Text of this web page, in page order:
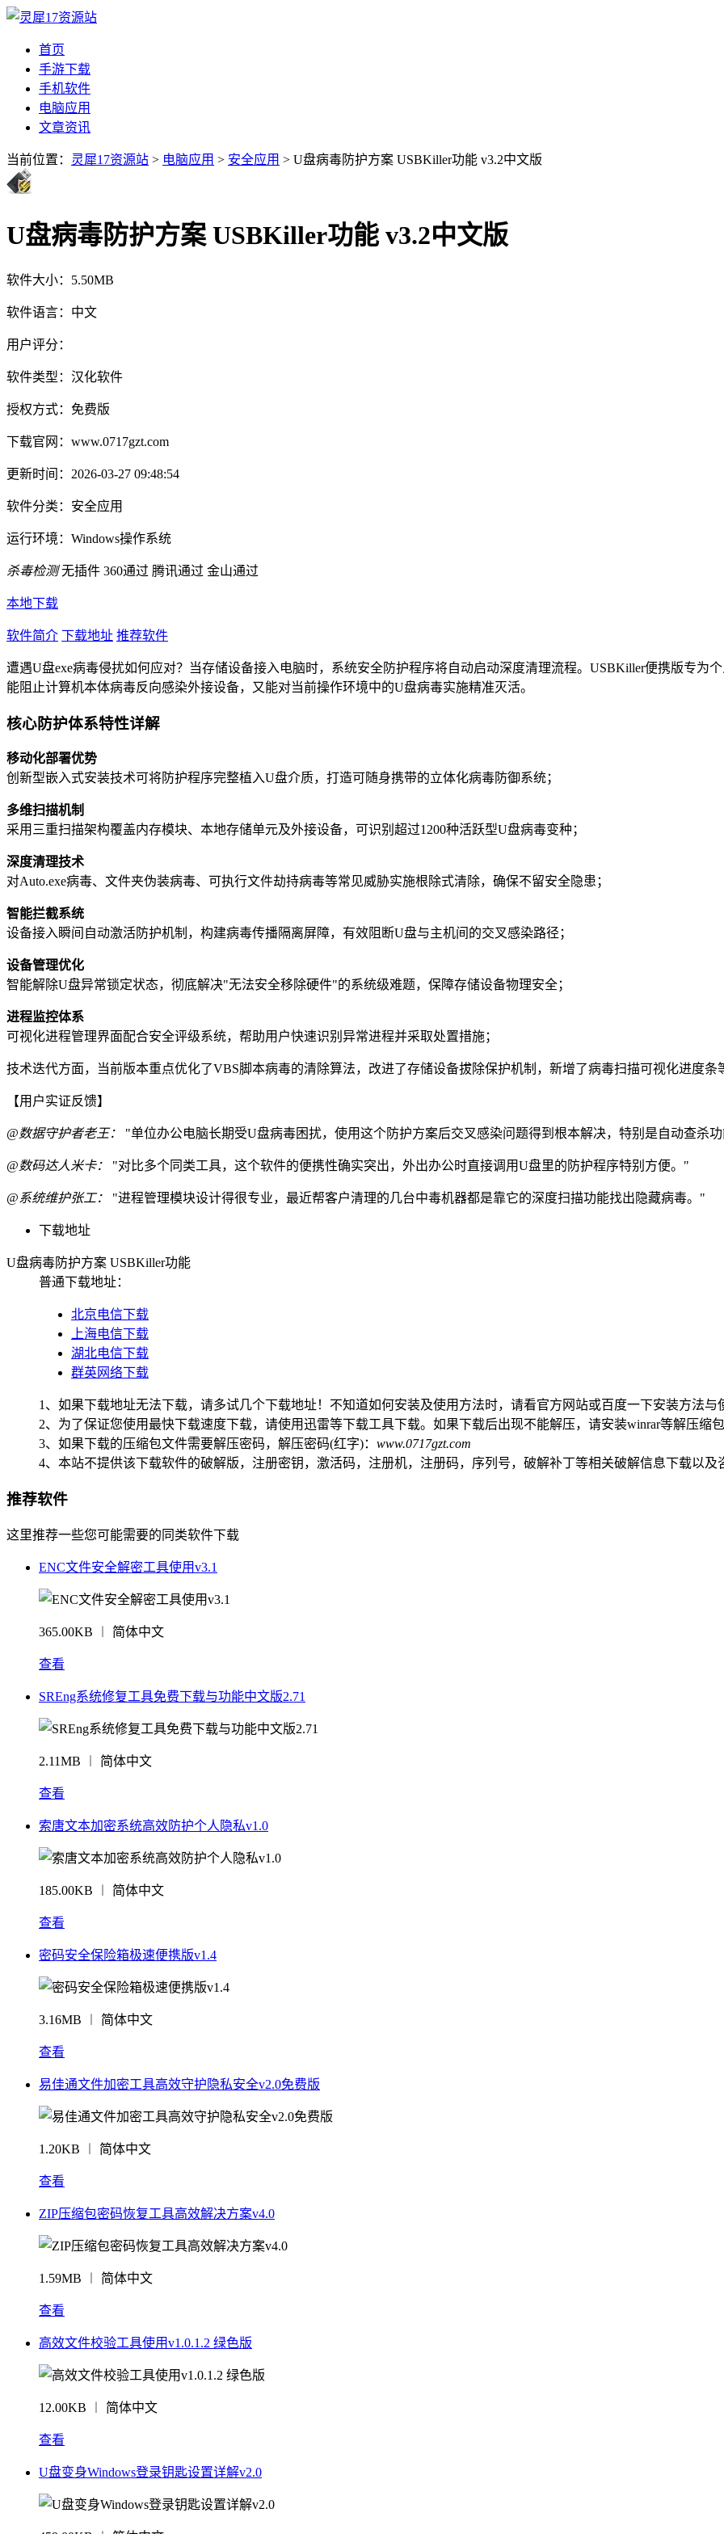
首页
手游下载
手机软件
电脑应用
文章资讯
当前位置： 灵犀17资源站 > 电脑应用 > 安全应用 > U盘病毒防护方案 USBKiller功能 v3.2中文版
U盘病毒防护方案 USBKiller功能 v3.2中文版
软件大小： 5.50MB
软件语言： 中文
用户评分：
软件类型： 汉化软件
授权方式： 免费版
下载官网： www.0717gzt.com
更新时间： 2026-03-27 09:48:54
软件分类： 安全应用
运行环境： Windows操作系统
杀毒检测 无插件 360通过 腾讯通过 金山通过
本地下载
软件简介 下载地址 推荐软件
遭遇U盘exe病毒侵扰如何应对？当存储设备接入电脑时，系统安全防护程序将自动启动深度清理流程。USBKiller便携版专为
能阻止计算机本体病毒反向感染外接设备，又能对当前操作环境中的U盘病毒实施精准灭活。
核心防护体系特性详解
移动化部署优势
创新型嵌入式安装技术可将防护程序完整植入U盘介质，打造可随身携带的立体化病毒防御系统；
多维扫描机制
采用三重扫描架构覆盖内存模块、本地存储单元及外接设备，可识别超过1200种活跃型U盘病毒变种；
深度清理技术
对Auto.exe病毒、文件夹伪装病毒、可执行文件劫持病毒等常见威胁实施根除式清除，确保不留安全隐患；
智能拦截系统
设备接入瞬间自动激活防护机制，构建病毒传播隔离屏障，有效阻断U盘与主机间的交叉感染路径；
设备管理优化
智能解除U盘异常锁定状态，彻底解决"无法安全移除硬件"的系统级难题，保障存储设备物理安全；
进程监控体系
可视化进程管理界面配合安全评级系统，帮助用户快速识别异常进程并采取处置措施；
技术迭代方面，当前版本重点优化了VBS脚本病毒的清除算法，改进了存储设备拔除保护机制，新增了病毒扫描可视化进度条
【用户实证反馈】
@数据守护者老王： "单位办公电脑长期受U盘病毒困扰，使用这个防护方案后交叉感染问题得到根本解决，特别是自动查杀
@数码达人米卡： "对比多个同类工具，这个软件的便携性确实突出，外出办公时直接调用U盘里的防护程序特别方便。"
@系统维护张工： "进程管理模块设计得很专业，最近帮客户清理的几台中毒机器都是靠它的深度扫描功能找出隐藏病毒。"
下载地址
U盘病毒防护方案 USBKiller功能
普通下载地址：
北京电信下载
上海电信下载
湖北电信下载
群英网络下载
1、如果下载地址无法下载，请多试几个下载地址！不知道如何安装及使用方法时，请看官方网站或百度一下安装方法与
2、为了保证您使用最快下载速度下载，请使用迅雷等下载工具下载。如果下载后出现不能解压，请安装winrar等解压缩
3、如果下载的压缩包文件需要解压密码，解压密码(红字)： www.0717gzt.com
4、本站不提供该下载软件的破解版，注册密钥，激活码，注册机，注册码，序列号，破解补丁等相关破解信息下载以及
推荐软件
这里推荐一些您可能需要的同类软件下载
ENC文件安全解密工具使用v3.1
365.00KB ︱ 简体中文
查看
SREng系统修复工具免费下载与功能中文版2.71
2.11MB ︱ 简体中文
查看
索唐文本加密系统高效防护个人隐私v1.0
185.00KB ︱ 简体中文
查看
密码安全保险箱极速便携版v1.4
3.16MB ︱ 简体中文
查看
易佳通文件加密工具高效守护隐私安全v2.0免费版
1.20KB ︱ 简体中文
查看
ZIP压缩包密码恢复工具高效解决方案v4.0
1.59MB ︱ 简体中文
查看
高效文件校验工具使用v1.0.1.2 绿色版
12.00KB ︱ 简体中文
查看
U盘变身Windows登录钥匙设置详解v2.0